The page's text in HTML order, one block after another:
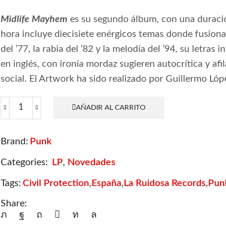
Midlife Mayhem es su segundo álbum, con una
hora incluye diecisiete enérgicos temas donde
del ’77, la rabia del ’82 y la melodía del ’94, su letras
en inglés, con ironía mordaz sugieren autocrítica y
social. El Artwork ha sido realizado por Guillermo
Mayhem
AÑADIR AL CARRITO
Brand: Punk
Categories: LP, Novedades
Tags: Civil Protection, España, La Ruidosa Records,
Share: